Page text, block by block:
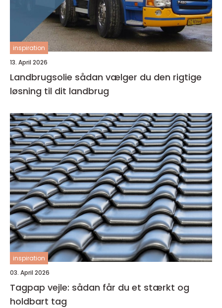
inspiration
13. April 2026
Landbrugsolie sådan vælger du den rigtige
løsning til dit landbrug
inspiration
03. April 2026
Tagpap vejle: sådan får du et stærkt og
holdbart tag